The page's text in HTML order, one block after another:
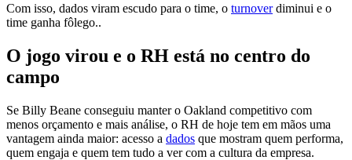
Com isso, dados viram escudo para o time, o turnoverdiminui e o
time ganha fôlego..
O jogo virou e o RH está no centro do
campo
Se Billy Beane conseguiu manter o Oakland competitivo com
menos orçamento e mais análise, o RH de hoje tem em mãos uma
vantagem ainda maior: acesso a dados que mostram quem performa,
quem engaja e quem tem tudo a ver com a cultura da empresa.